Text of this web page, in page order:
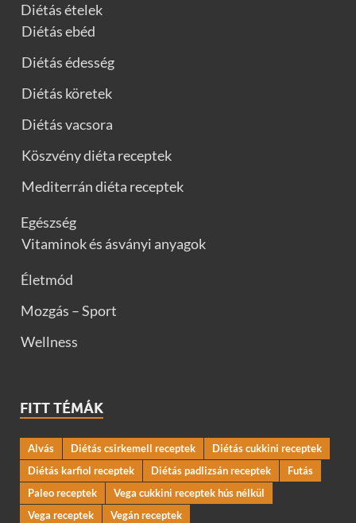
Diétás ételek
Diétás ebéd
Diétás édesség
Diétás köretek
Diétás vacsora
Köszvény diéta receptek
Mediterrán diéta receptek
Egészség
Vitaminok és ásványi anyagok
Életmód
Mozgás – Sport
Wellness
FITT TÉMÁK
Alvás Diétás csirkemell receptek
Diétás cukkini receptek
Diétás karfiol receptek
Diétás padlizsán receptek
Futás
Paleo receptek
Vega cukkini receptek hús nélkül
Vega receptek
Vegán receptek